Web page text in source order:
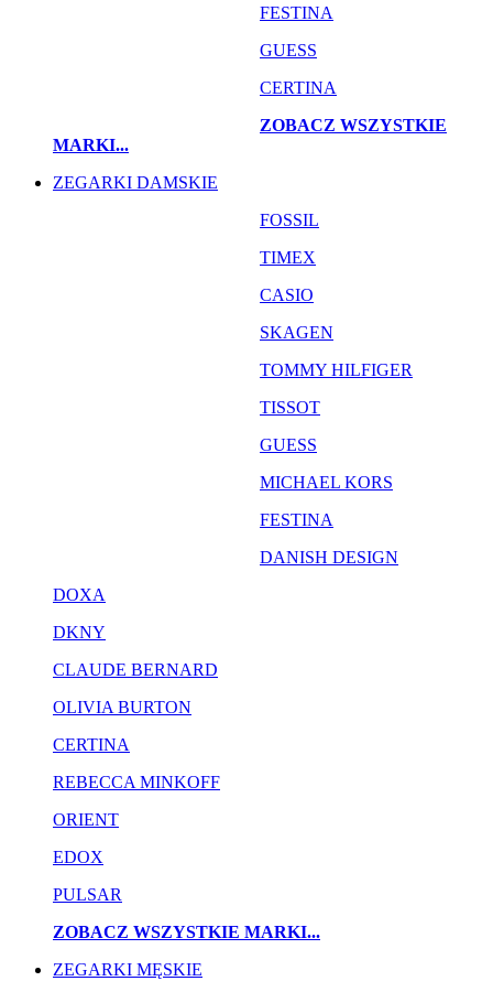
FESTINA
GUESS
CERTINA
ZOBACZ WSZYSTKIE
MARKI...
ZEGARKI DAMSKIE
FOSSIL
TIMEX
CASIO
SKAGEN
TOMMY HILFIGER
TISSOT
GUESS
MICHAEL KORS
FESTINA
DANISH DESIGN
DOXA
DKNY
CLAUDE BERNARD
OLIVIA BURTON
CERTINA
REBECCA MINKOFF
ORIENT
EDOX
PULSAR
ZOBACZ WSZYSTKIE MARKI...
ZEGARKI MĘSKIE